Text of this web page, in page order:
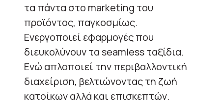
τα πάντα στο marketing του
προϊόντος, παγκοσμίως.
Ενεργοποιεί εφαρμογές που
διευκολύνουν τα seamless ταξίδια.
Ενώ απλοποιεί την περιβαλλοντική
διαχείριση, βελτιώνοντας τη ζωή
κατοίκων αλλά και επισκεπτών.